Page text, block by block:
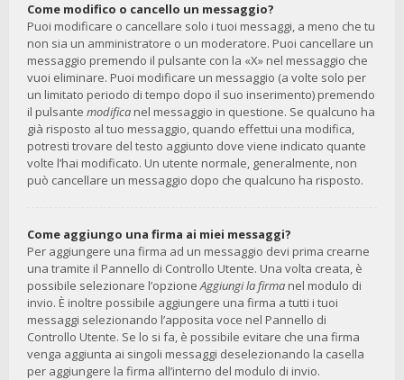
Come modifico o cancello un messaggio?
Puoi modificare o cancellare solo i tuoi messaggi, a meno che tu
non sia un amministratore o un moderatore. Puoi cancellare un
messaggio premendo il pulsante con la «X» nel messaggio che
vuoi eliminare. Puoi modificare un messaggio (a volte solo per
un limitato periodo di tempo dopo il suo inserimento) premendo
il pulsante modifica nel messaggio in questione. Se qualcuno ha
già risposto al tuo messaggio, quando effettui una modifica,
potresti trovare del testo aggiunto dove viene indicato quante
volte l’hai modificato. Un utente normale, generalmente, non
può cancellare un messaggio dopo che qualcuno ha risposto.
Come aggiungo una firma ai miei messaggi?
Per aggiungere una firma ad un messaggio devi prima crearne
una tramite il Pannello di Controllo Utente. Una volta creata, è
possibile selezionare l’opzioneAggiungi la firma nel modulo di
invio. È inoltre possibile aggiungere una firma a tutti i tuoi
messaggi selezionando l’apposita voce nel Pannello di
Controllo Utente. Se lo si fa, è possibile evitare che una firma
venga aggiunta ai singoli messaggi deselezionando la casella
per aggiungere la firma all’interno del modulo di invio.